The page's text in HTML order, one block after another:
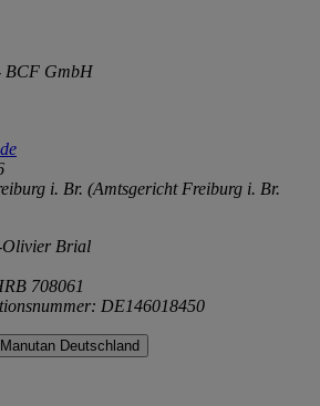
BCF GmbH
i. Br. (Amtsgericht Freiburg i. Br.
Olivier Brial
708061
DE146018450
Manutan Deutschland